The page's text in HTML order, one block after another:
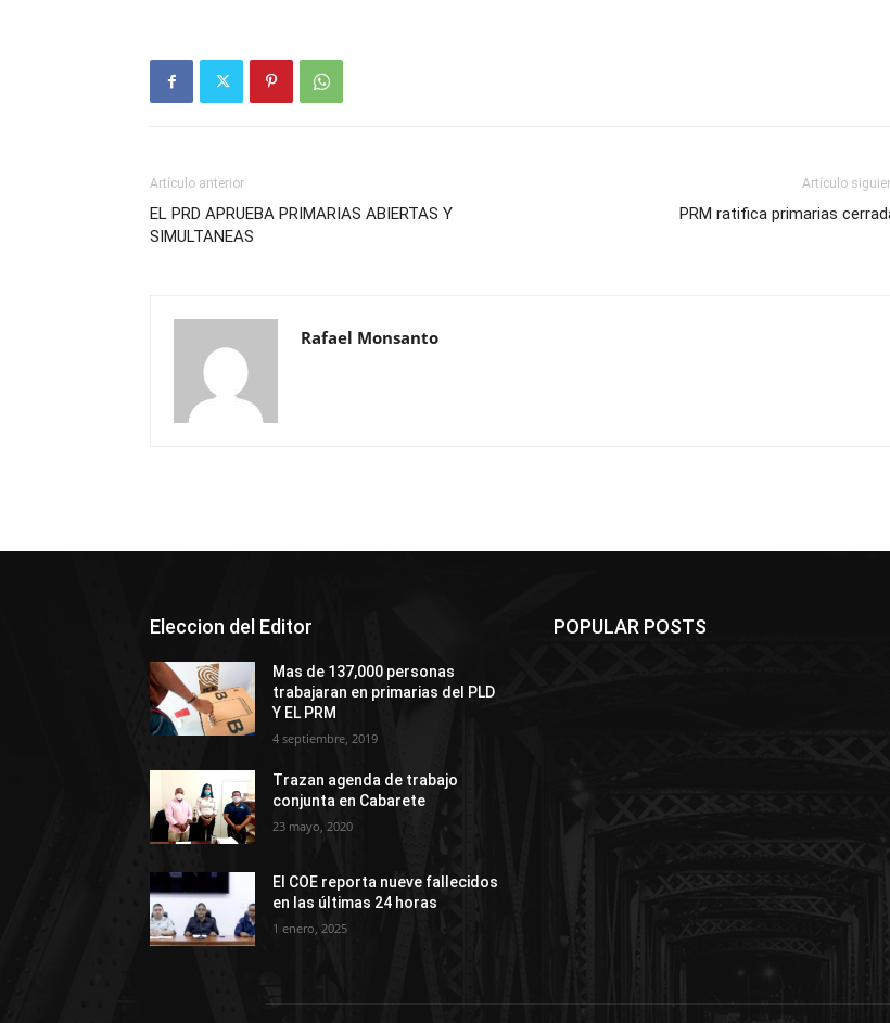
Artículo anterior
EL PRD APRUEBA PRIMARIAS ABIERTAS Y
SIMULTANEAS
Artículo
PRM ratifica primarias
Rafael Monsanto
Eleccion del Editor
Mas de 137,000 personas
trabajaran en primarias del PLD
Y EL PRM
4 septiembre, 2019
Trazan agenda de trabajo
conjunta en Cabarete
23 mayo, 2020
El COE reporta nueve fallecidos
en las últimas 24 horas
1 enero, 2025
POPULAR POSTS